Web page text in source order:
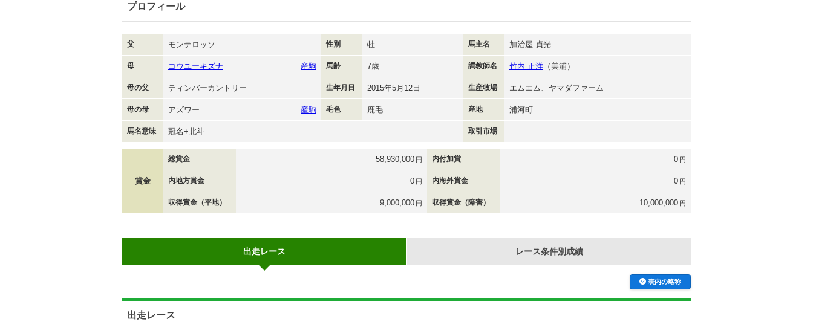
プロフィール
父 モンテロッソ 性別 牡 馬主名 加治屋 貞光
母 コウユーキズナ 産駒 馬齢 7歳 調教師名 竹内 正洋 （美浦）
母の父 ティンバーカントリー 生年月日 2015年5月12日 生産牧場 エムエム、ヤマダファーム
母の母 アズワー 産駒 毛色 鹿毛 産地 浦河町
馬名意味 冠名+北斗 取引市場
賞金
総賞金 58,930,000 円 内付加賞 0 円
内地方賞金 0 円 内海外賞金 0 円
収得賞金（平地） 9,000,000 円 収得賞金（障害） 10,000,000 円
出走レース レース条件別成績
表内の略称
出走レース